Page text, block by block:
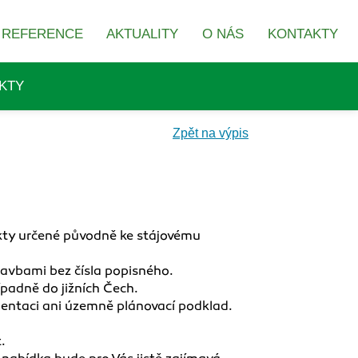
REFERENCE AKTUALITY O NÁS KONTAKTY
Zpět na výpis
určené původně ke stájovému
bez čísla popisného.
do jižních Čech.
ani územně plánovací podklad.